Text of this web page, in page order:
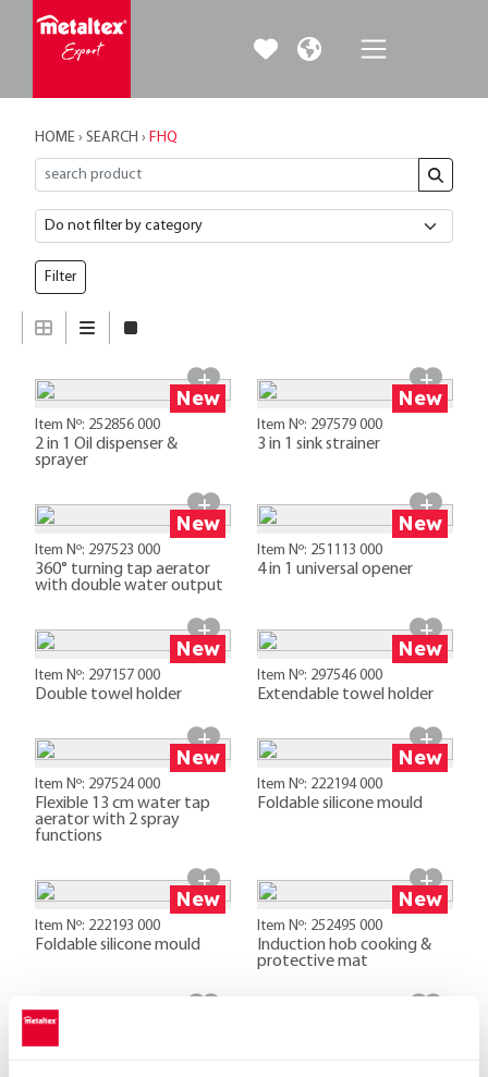
HOME › SEARCH › FHQ
Filter
New
Item Nº: 252856 000
2 in 1 Oil dispenser &
sprayer
New
Item Nº: 297579 000
3 in 1 sink strainer
New
Item Nº: 297523 000
360° turning tap aerator
with double water output
New
Item Nº: 251113 000
4 in 1 universal opener
New
Item Nº: 297157 000
Double towel holder
New
Item Nº: 297546 000
Extendable towel holder
New
Item Nº: 297524 000
Flexible 13 cm water tap
aerator with 2 spray
functions
New
Item Nº: 222194 000
Foldable silicone mould
New
Item Nº: 222193 000
Foldable silicone mould
New
Item Nº: 252495 000
Induction hob cooking &
protective mat
Item Nº: 297146 000